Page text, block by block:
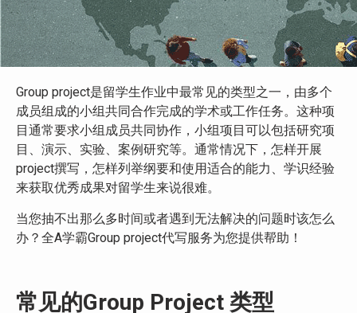
Group project是留学生作业中最常见的类型之一，由多个
成员组成的小组共同合作完成的学术或工作任务。这种项
目通常要求小组成员共同协作，小组项目可以包括研究项
目、演示、实验、案例研究等。通常情况下，怎样开展
project撰写，怎样列举纲要和使用适合的能力、学识经验
来获取优秀成果对留学生来说很难。
当您抽不出那么多时间或者遇到无法解决的问题时该怎么
办？全A学霸Group project代写服务为您提供帮助！
常见的Group Project 类型